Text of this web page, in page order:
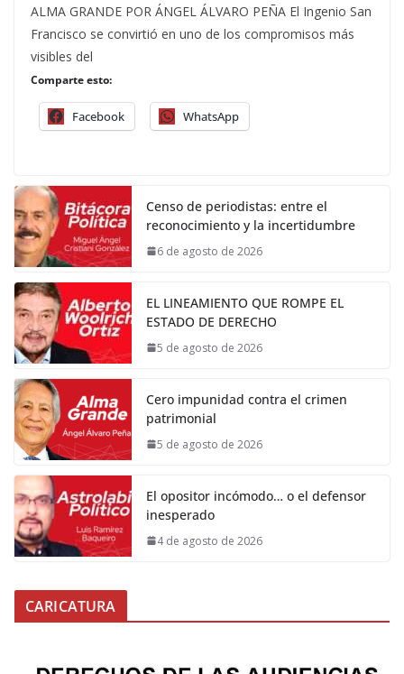
ALMA GRANDE POR ÁNGEL ÁLVARO PEÑA El Ingenio San
Francisco se convirtió en uno de los compromisos más
visibles del
Comparte esto:
Facebook WhatsApp
Censo de periodistas: entre el
reconocimiento y la incertidumbre
6 de agosto de 2026
EL LINEAMIENTO QUE ROMPE EL
ESTADO DE DERECHO
5 de agosto de 2026
Cero impunidad contra el crimen
patrimonial
5 de agosto de 2026
El opositor incómodo… o el defensor
inesperado
4 de agosto de 2026
CARICATURA